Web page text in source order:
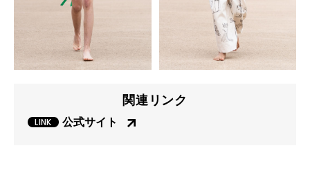
関連リンク
公式サイト